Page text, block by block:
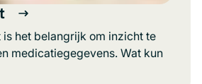
het belangrijk om inzicht te
medicatiegegevens. Wat kun